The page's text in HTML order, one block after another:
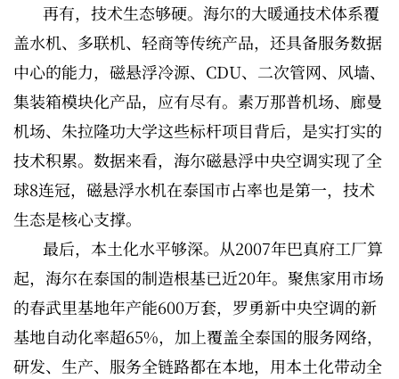
再有，技术生态够硬。海尔的大暖通技术体系覆
盖水机、多联机、轻商等传统产品，还具备服务数据
中心的能力，磁悬浮冷源、CDU、二次管网、风墙、
集装箱模块化产品，应有尽有。素万那普机场、廊曼
机场、朱拉隆功大学这些标杆项目背后，是实打实的
技术积累。数据来看，海尔磁悬浮中央空调实现了全
球8连冠，磁悬浮水机在泰国市占率也是第一，技术
生态是核心支撑。
最后，本土化水平够深。从2007年巴真府工厂算
起，海尔在泰国的制造根基已近20年。聚焦家用市场
的春武里基地年产能600万套，罗勇新中央空调的新
基地自动化率超65%，加上覆盖全泰国的服务网络，
研发、生产、服务全链路都在本地，用本土化带动全